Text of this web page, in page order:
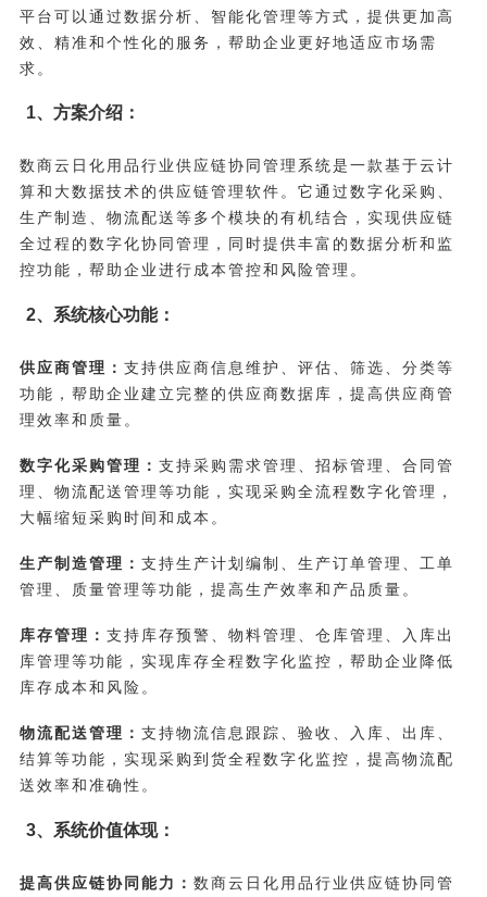
平台可以通过数据分析、智能化管理等方式，提供更加高
效、精准和个性化的服务，帮助企业更好地适应市场需
求。
1、方案介绍：
数商云日化用品行业供应链协同管理系统是一款基于云计
算和大数据技术的供应链管理软件。它通过数字化采购、
生产制造、物流配送等多个模块的有机结合，实现供应链
全过程的数字化协同管理，同时提供丰富的数据分析和监
控功能，帮助企业进行成本管控和风险管理。
2、系统核心功能：
供应商管理： 支持供应商信息维护、评估、筛选、分类等
功能，帮助企业建立完整的供应商数据库，提高供应商管
理效率和质量。
数字化采购管理： 支持采购需求管理、招标管理、合同管
理、物流配送管理等功能，实现采购全流程数字化管理，
大幅缩短采购时间和成本。
生产制造管理： 支持生产计划编制、生产订单管理、工单
管理、质量管理等功能，提高生产效率和产品质量。
库存管理： 支持库存预警、物料管理、仓库管理、入库出
库管理等功能，实现库存全程数字化监控，帮助企业降低
库存成本和风险。
物流配送管理： 支持物流信息跟踪、验收、入库、出库、
结算等功能，实现采购到货全程数字化监控，提高物流配
送效率和准确性。
3、系统价值体现：
提高供应链协同能力： 数商云日化用品行业供应链协同管